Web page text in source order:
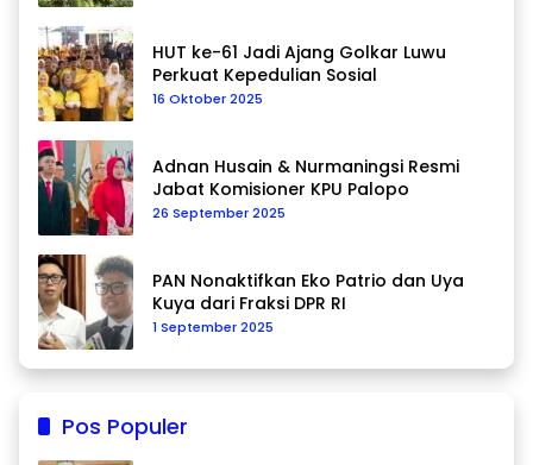
HUT ke-61 Jadi Ajang Golkar Luwu
Perkuat Kepedulian Sosial
16 Oktober 2025
Adnan Husain & Nurmaningsi Resmi
Jabat Komisioner KPU Palopo
26 September 2025
PAN Nonaktifkan Eko Patrio dan Uya
Kuya dari Fraksi DPR RI
1 September 2025
Pos Populer